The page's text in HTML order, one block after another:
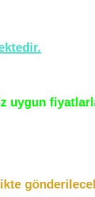
fiyatlarla